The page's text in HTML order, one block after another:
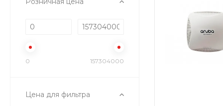
0 157304000
Цена для фильтра